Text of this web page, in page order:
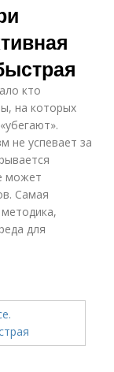
кто
на которых
не успевает за
может
Самая
для